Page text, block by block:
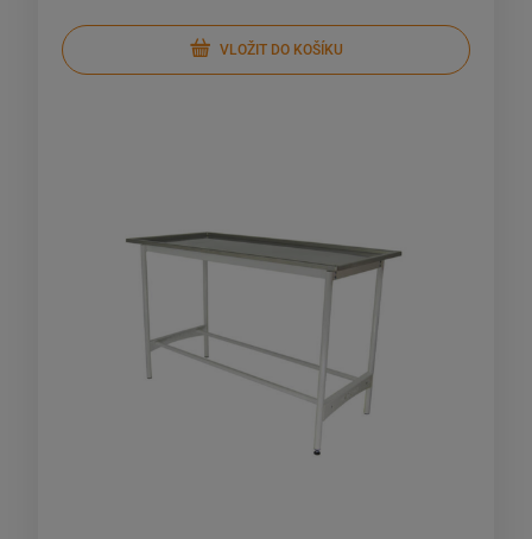
VLOŽIT DO KOŠÍKU